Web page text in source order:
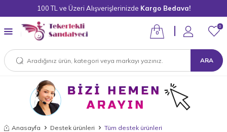
100 TL ve Üzeri Alışverişlerinizde Kargo Bedava!
ARA
0
0
Anasayfa Destek ürünleri Tüm destek ürünleri